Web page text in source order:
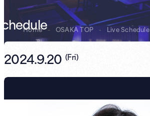
Home - OSAKA TOP - Live Schedule
2024.9.20 (Fri)